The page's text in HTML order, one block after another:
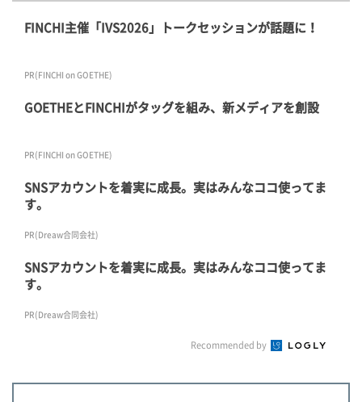
FINCHI主催「IVS2026」トークセッションが話題に！
PR(FINCHI on GOETHE)
GOETHEとFINCHIがタッグを組み、新メディアを創設
PR(FINCHI on GOETHE)
SNSアカウントを着実に成長。実はみんなココ使ってま
す。
PR(Dreaw合同会社)
SNSアカウントを着実に成長。実はみんなココ使ってま
す。
PR(Dreaw合同会社)
Recommended by